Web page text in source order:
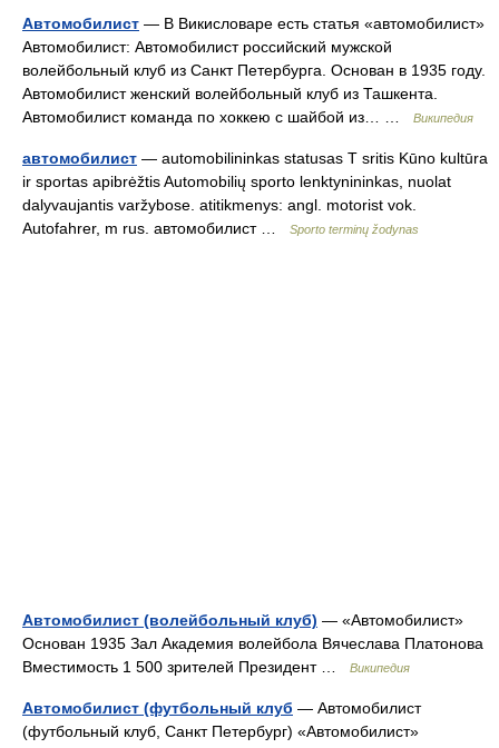
Автомобилист — В Викисловаре есть статья «автомобилист»
Автомобилист: Автомобилист российский мужской
волейбольный клуб из Санкт Петербурга. Основан в 1935 году.
Автомобилист женский волейбольный клуб из Ташкента.
Автомобилист команда по хоккею с шайбой из… …
Википедия
автомобилист — automobilininkas statusas T sritis Kūno kultūra
ir sportas apibrėžtis Automobilių sporto lenktynininkas, nuolat
dalyvaujantis varžybose. atitikmenys: angl. motorist vok.
Autofahrer, m rus. автомобилист …
Sporto terminų žodynas
Автомобилист (волейбольный клуб) — «Автомобилист»
Основан 1935 Зал Академия волейбола Вячеслава Платонова
Вместимость 1 500 зрителей Президент …
Википедия
Автомобилист (футбольный клуб — Автомобилист
(футбольный клуб, Санкт Петербург) «Автомобилист»